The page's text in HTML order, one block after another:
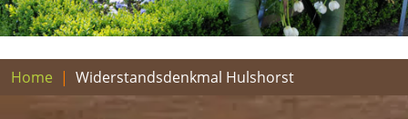
Home Widerstandsdenkmal Hulshorst